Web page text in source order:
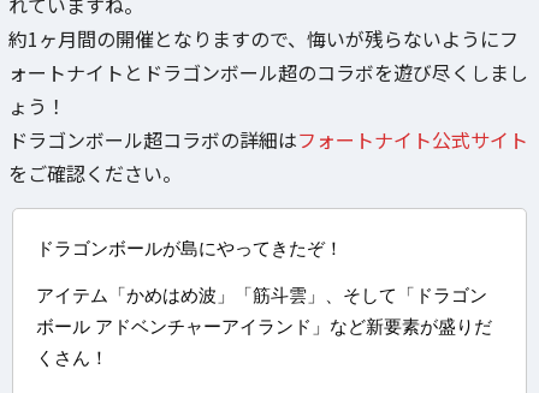
約1ヶ月間の開催となりますので、悔いが残らないようにフ
ォートナイトとドラゴンボール超のコラボを遊び尽くしまし
ょう！
ドラゴンボール超コラボの詳細はフォートナイト公式サイト
をご確認ください。
ドラゴンボールが島にやってきたぞ！
アイテム「かめはめ波」「筋斗雲」、そして「ドラゴン
ボール アドベンチャーアイランド」など新要素が盛りだ
くさん！